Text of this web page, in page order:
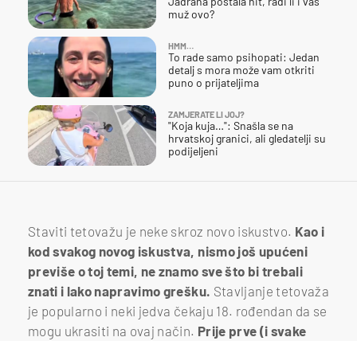
muž ovo?
HMM…
To rade samo psihopati: Jedan
detalj s mora može vam otkriti
puno o prijateljima
ZAMJERATE LI JOJ?
"Koja kuja…": Snašla se na
hrvatskoj granici, ali gledatelji su
podijeljeni
Staviti tetovažu je neke skroz novo iskustvo. Kao i
kod svakog novog iskustva, nismo još upućeni
previše o toj temi, ne znamo sve što bi trebali
znati i lako napravimo grešku. Stavljanje tetovaža
je popularno i neki jedva čekaju 18. rođendan da se
mogu ukrasiti na ovaj način. Prije prve (i svake